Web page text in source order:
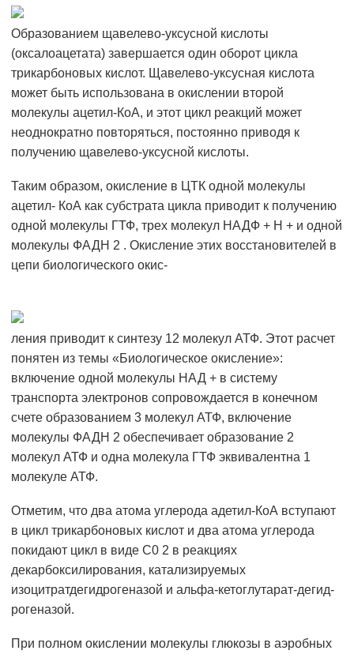
Образованием щавелево-уксусной кислоты
(оксалоацетата) завершается один оборот цикла
трикарбоновых кислот. Щавелево-уксусная кислота
может быть использована в окислении второй
молекулы ацетил-КоА, и этот цикл реакций может
неоднократно повторяться, постоянно приводя к
получению щавелево-уксусной кислоты.
Таким образом, окисление в ЦТК одной молекулы
ацетил- КоА как субстрата цикла приводит к получению
одной молекулы ГТФ, трех молекул НАДФ + Н + и одной
молекулы ФАДН 2 . Окисление этих восстановителей в
цепи биологического окис-
ления приводит к синтезу 12 молекул АТФ. Этот расчет
понятен из темы «Биологическое окисление»:
включение одной молекулы НАД + в систему
транспорта электронов сопровождается в конечном
счете образованием 3 молекул АТФ, включение
молекулы ФАДН 2 обеспечивает образование 2
молекул АТФ и одна молекула ГТФ эквивалентна 1
молекуле АТФ.
Отметим, что два атома углерода адетил-КоА вступают
в цикл трикарбоновых кислот и два атома углерода
покидают цикл в виде С0 2 в реакциях
декарбоксилирования, катализируемых
изоцитратдегидрогеназой и альфа-кетоглутарат-дегид-
рогеназой.
При полном окислении молекулы глюкозы в аэробных